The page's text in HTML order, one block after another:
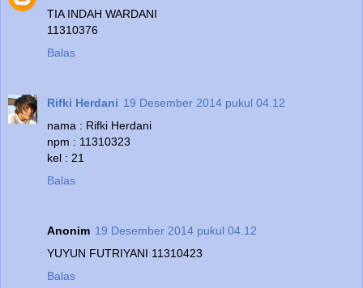
TIA INDAH WARDANI
11310376
Balas
Rifki Herdani 19 Desember 2014 pukul 04.12
nama : Rifki Herdani
npm : 11310323
kel : 21
Balas
Anonim 19 Desember 2014 pukul 04.12
YUYUN FUTRIYANI 11310423
Balas